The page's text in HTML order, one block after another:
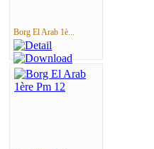
Borg El Arab 1è...